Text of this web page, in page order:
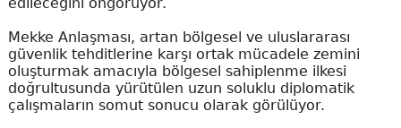
edileceğini öngörüyor.
Mekke Anlaşması, artan bölgesel ve uluslararası
güvenlik tehditlerine karşı ortak mücadele zemini
oluşturmak amacıyla bölgesel sahiplenme ilkesi
doğrultusunda yürütülen uzun soluklu diplomatik
çalışmaların somut sonucu olarak görülüyor.